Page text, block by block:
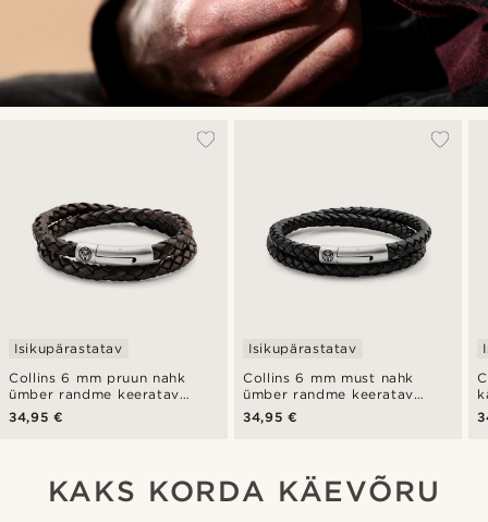
Collins 6 mm pruun nahk
ümber randme keeratav
käevõru
Isikupärastatav
34,95 €
Collins 6 mm must nahk
ümber randme keeratav
käevõru
Isikupärastatav
34,95 €
KAKS KORDA KÄEVÕRU